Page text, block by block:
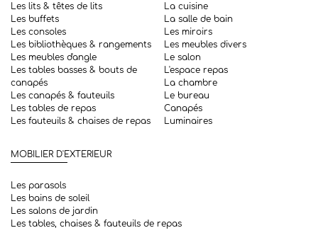
Les lits & têtes de lits
Les buffets
Les consoles
Les bibliothèques & rangements
Les meubles d'angle
Les tables basses & bouts de
canapés
Les canapés & fauteuils
Les tables de repas
Les fauteuils & chaises de repas
La cuisine
La salle de bain
Les miroirs
Les meubles divers
Le salon
L'espace repas
La chambre
Le bureau
Canapés
Luminaires
MOBILIER D'EXTERIEUR
Les parasols
Les bains de soleil
Les salons de jardin
Les tables, chaises & fauteuils de repas